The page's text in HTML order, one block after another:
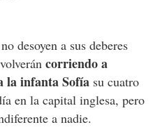
desoyen a sus deberes
corriendo a
la infanta Sofíasu cuatro
en la capital inglesa, pero
a nadie.